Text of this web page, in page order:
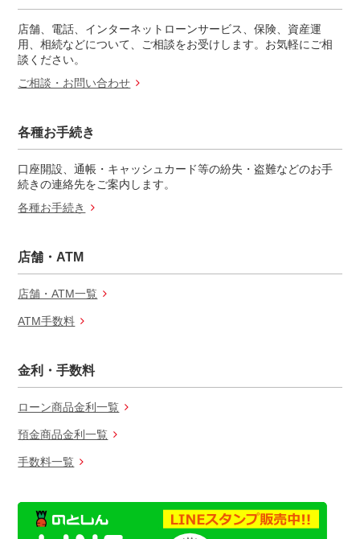
店舗、電話、インターネットローンサービス、保険、資産運
用、相続などについて、ご相談をお受けします。お気軽にご相
談ください。
ご相談・お問い合わせ
各種お手続き
口座開設、通帳・キャッシュカード等の紛失・盗難などのお手
続きの連絡先をご案内します。
各種お手続き
店舗・ATM
店舗・ATM一覧
ATM手数料
金利・手数料
ローン商品金利一覧
預金商品金利一覧
手数料一覧